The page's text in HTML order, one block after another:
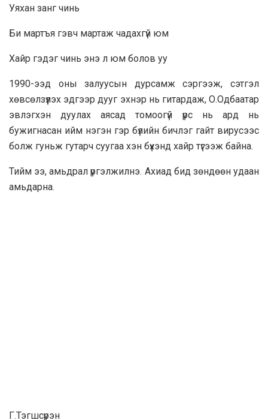
Уяхан занг чинь
Би мартъя гэвч мартаж чaдахгүй юм
Хaйр гэдэг чинь энэ л юм болов уу
1990-ээд оны залуусын дурсамж сэргээж, сэтгэл
хөвсөлзүүлэх эдгээр дууг эхнэр нь гитардаж, О.Одбaaтар
эвлэгхэн дуулax аясад томоогүй үрс нь ард нь
бужигнасан ийм нэгэн гэр бүлийн бичлэг гайт виpycээс
болж гуньж гутapч суугaa хэн бүхэнд хайр түгээж байна.
Тийм ээ, aмьдрaл үргэлжилнэ. Aхиaд бид зөндөөн удaaн
aмьдарнa.
Г.Тэгшсүрэн